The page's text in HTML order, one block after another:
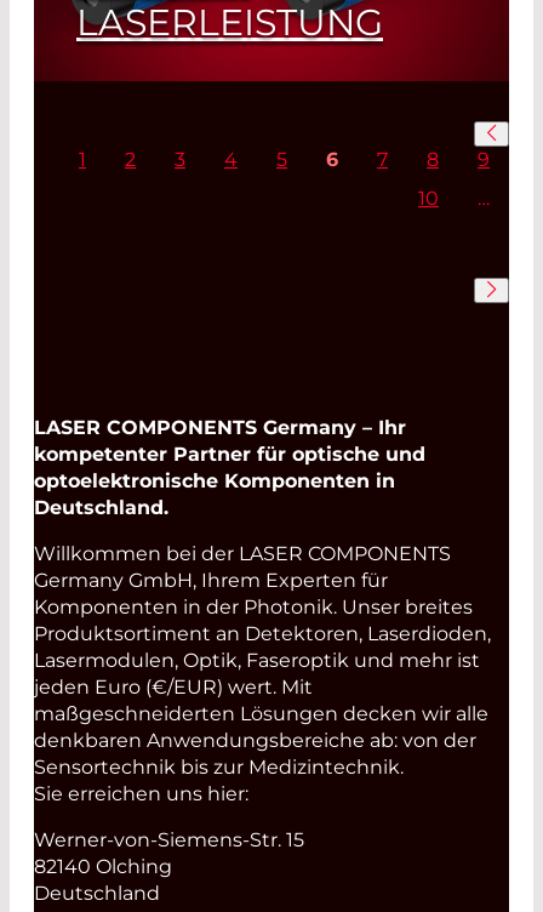
LASERLEISTUNG
MVpulseHP bleibt trotz hoher Leistung
Read More
1 2 3 4 5 6 7 8
9
10
…
LASER COMPONENTS Germany – Ihr
kompetenter Partner für optische und
optoelektronische Komponenten in
Deutschland.
Willkommen bei der LASER COMPONENTS
Germany GmbH, Ihrem Experten für
Komponenten in der Photonik. Unser breites
Produktsortiment an Detektoren, Laserdioden,
Lasermodulen, Optik, Faseroptik und mehr ist
jeden Euro (€/EUR) wert. Mit
maßgeschneiderten Lösungen decken wir alle
denkbaren Anwendungsbereiche ab: von der
Sensortechnik bis zur Medizintechnik.
Sie erreichen uns hier:
Werner-von-Siemens-Str. 15
82140 Olching
Deutschland